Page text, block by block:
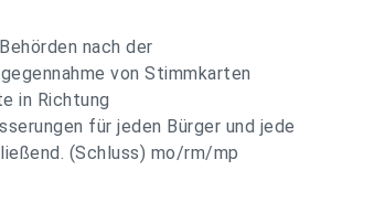
nach der
von Stimmkarten
in Richtung
für jeden Bürger und jede
(Schluss) mo/rm/mp